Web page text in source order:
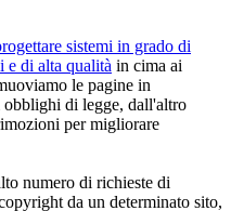
sistemi in grado di
e di alta qualità in cima ai
le pagine in
di legge, dall'altro
per migliorare
numero di richieste di
da un determinato sito,